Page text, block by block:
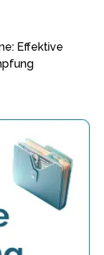
Effektive